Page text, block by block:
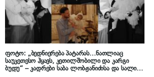
ფოტო: „ბედნიერება პატარას…ნათლიაც
საუკეთესო ჰყავს, კეთილშობილი და კარგი
ბუდუ“ – კადრები საბა ლობჟანიძისა და სალი